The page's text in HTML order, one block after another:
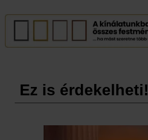
Ez is érdekelheti!